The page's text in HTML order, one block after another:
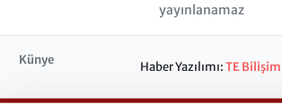
yayınlanamaz
Künye Haber Yazılımı:TE Bilişim